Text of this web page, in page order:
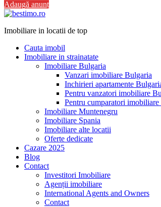
Adaugă anunț
Imobiliare in locatii de top
Cauta imobil
Imobiliare in strainatate
Imobiliare Bulgaria
Vanzari imobiliare Bulgaria
Inchirieri apartamente
Pentru vanzatori imobiliare
Pentru cumparatori
Imobiliare Muntenegru
Imobiliare Spania
Imobiliare alte locatii
Oferte dedicate
Cazare 2025
Blog
Contact
Investitori Imobiliare
Agenții imobiliare
International Agents and Owners
Contact